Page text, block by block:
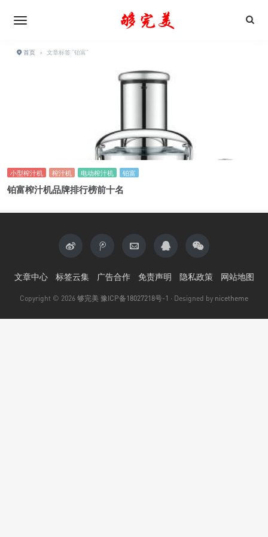
首页 › 文章标签 "铂富"
小型榨汁机 榨汁机 电动榨汁机 铂富
铂富榨汁机品牌排行榜前十名
文章中心 标签云集 广告合作 免责声明 隐私政策 网站地图
Copyright © 2026 够完美 豫ICP备18027218号-1 · Designed by nicetheme